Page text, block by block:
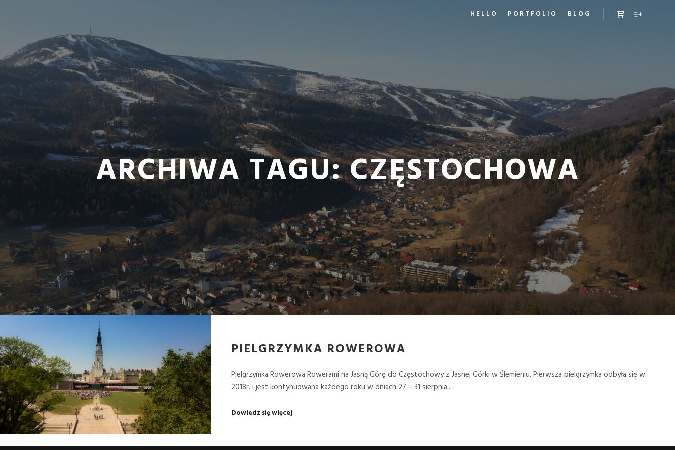
HELLO PORTFOLIO BLOG
ARCHIWA TAGU:CZĘSTOCHOWA
PIELGRZYMKA ROWEROWA
Pielgrzymka Rowerowa Rowerami na Jasną Górę do Częstochowy z Jasnej Górki w Ślemieniu. Pierwsza pielgrzymka odbyła się w
2018r. i jest kontynuowana każdego roku w dniach 27 – 31 sierpnia.…
Dowiedz się więcej